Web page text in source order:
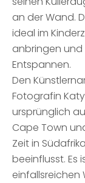
an der Wand.
ideal im
anbringen
Entspannen.
Den
Fotografin
ursprünglich
Cape Town
Zeit in
beeinflusst. Es
einfallsreichen